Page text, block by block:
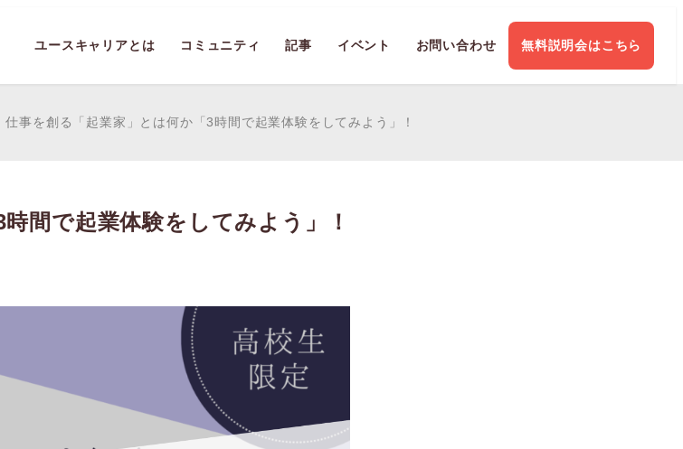
ユースキャリアとは コミュニティ 記事 イベント お問い合わせ 無料説明会はこちら
仕事を創る「起業家」とは何か「3時間で起業体験をしてみよう」！
間で起業体験をしてみよう」！